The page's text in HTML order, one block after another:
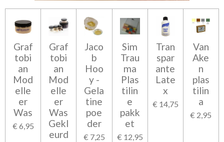
Graf
tobi
an
Mod
elle
er
Was
€ 6,95
Graf
tobi
an
Mod
elle
er
Was
Gekl
eurd
Jaco
b
Hoo
y -
Gela
tine
poe
der
€ 7,25
Sim
Trau
ma
Plas
tilin
e
pakk
et
€ 12,95
Tran
spar
ante
Late
x
€ 14,75
Van
Ake
n
plas
tilin
a
€ 2,95